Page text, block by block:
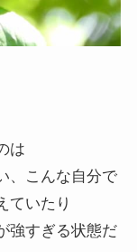
は
、こんな自分で
ていたり
強すぎる状態だ